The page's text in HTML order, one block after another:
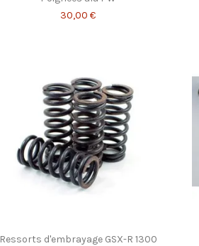
30,00 €
Ressorts d'embrayage GSX-R 1300